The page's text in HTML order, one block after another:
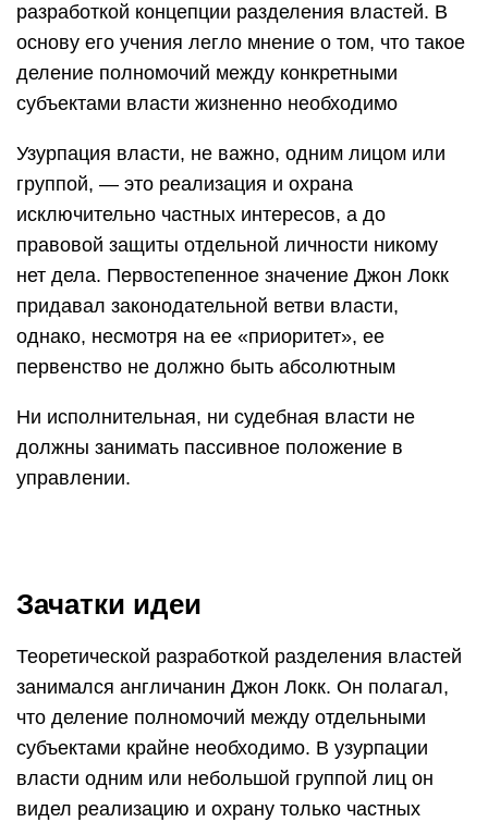
разработкой концепции разделения властей. В
основу его учения легло мнение о том, что такое
деление полномочий между конкретными
субъектами власти жизненно необходимо
Узурпация власти, не важно, одним лицом или
группой, — это реализация и охрана
исключительно частных интересов, а до
правовой защиты отдельной личности никому
нет дела. Первостепенное значение Джон Локк
придавал законодательной ветви власти,
однако, несмотря на ее «приоритет», ее
первенство не должно быть абсолютным
Ни исполнительная, ни судебная власти не
должны занимать пассивное положение в
управлении.
Зачатки идеи
Теоретической разработкой разделения властей
занимался англичанин Джон Локк. Он полагал,
что деление полномочий между отдельными
субъектами крайне необходимо. В узурпации
власти одним или небольшой группой лиц он
видел реализацию и охрану только частных